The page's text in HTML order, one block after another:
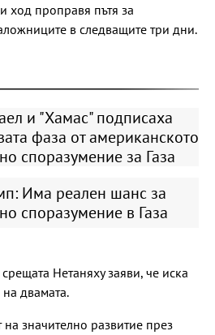
ход проправя пътя за
в следващите три дни.
и "Хамас" подписаха
фаза от американското
споразумение за Газа
Има реален шанс за
споразумение в Газа
Нетаняху заяви, че иска
на двамата.
значително развитие през